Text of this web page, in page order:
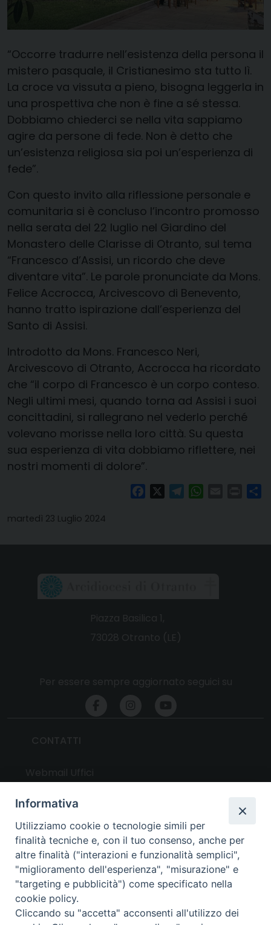
“Occorre tradurre nell’esistenza della persona il
mistero pasquale, il Cristianesimo sta tutto lì.
La croce va vissuta a pieno, bisogna leggerla in
una prospettiva che non è fine a sé stessa.
Dobbiamo chiederci se nella vita sappiamo
agire da persone di fede. Non è detto che
un’esistenza religiosa sia poi un’esperienza di
fede”.
Con questo invito alla riflessione personale e
comunitaria si è concluso l’incontro promosso
nella serata del 22 luglio nel Giardino del
Monastero delle Clarisse di Otranto, sul tema
“Francesco d’Assisi, un ricordo che deve
diventare vita”. Le parole pronunciate da Mons.
Felice Accrocca, Arcivescovo di Benevento,
hanno tratto ispirazione dall’esperienza del
Santo di Assisi.
Introdotto da Mons. Francesco Neri,
Arcivescovo di Otranto, Accrocca ha ricordato
che “il corpo di Francesco è un corpo conteso.
Negli ultimi mesi, quando torna ad Assisi i suoi
concittadini, si rallegrano nel vederlo perché
volevano morisse nella loro città. Su questa
sua esperienza di vita dobbiamo riflettere, nei
nostri momenti di dolore”.
FacebookTelegramWhatsAppPrint
martedì 23 Luglio 2024
UTILITY
News
Altri articoli
Notizie nazionali
Download
Informativa
Utilizziamo cookie o tecnologie simili per
finalità tecniche e, con il tuo consenso, anche per
altre finalità ("interazioni e funzionalità semplici",
"miglioramento dell'esperienza", "misurazione" e
"targeting e pubblicità") come specificato nella
cookie policy.
Cliccando su "accetta" acconsenti all'utilizzo dei